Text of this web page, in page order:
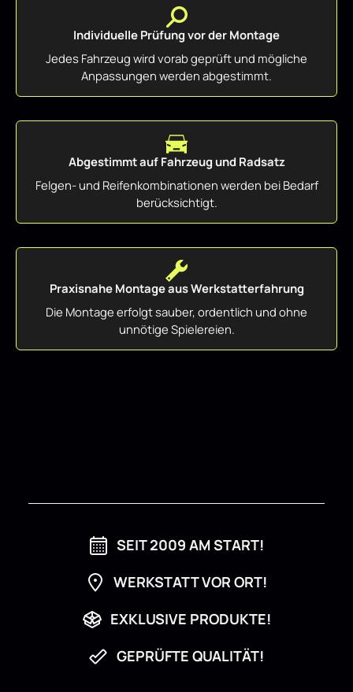
Individuelle Prüfung vor der Montage
Jedes Fahrzeug wird vorab geprüft und mögliche
Anpassungen werden abgestimmt.
Abgestimmt auf Fahrzeug und Radsatz
Felgen- und Reifenkombinationen werden bei Bedarf
berücksichtigt.
Praxisnahe Montage aus Werkstatterfahrung
Die Montage erfolgt sauber, ordentlich und ohne
unnötige Spielereien.
SEIT 2009 AM START!
WERKSTATT VOR ORT!
EXKLUSIVE PRODUKTE!
GEPRÜFTE QUALITÄT!